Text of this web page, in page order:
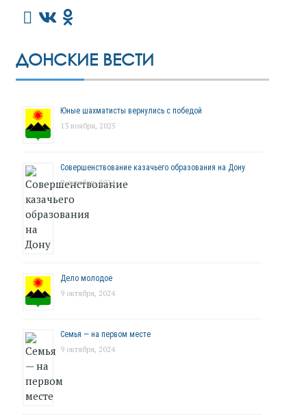
ДОНСКИЕ ВЕСТИ
Юные шахматисты вернулись с победой
13 ноября, 2025
Совершенствование казачьего образования на Дону
9 октября, 2024
Дело молодое
9 октября, 2024
Семья — на первом месте
9 октября, 2024